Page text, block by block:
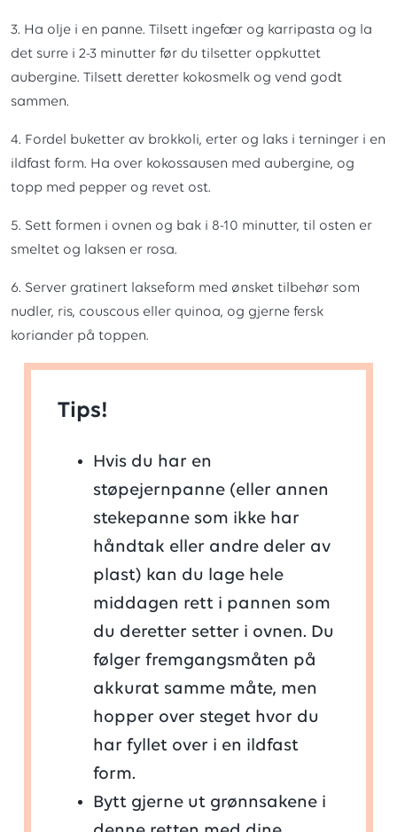
3. Ha olje i en panne. Tilsett ingefær og karripasta og la
det surre i 2-3 minutter før du tilsetter oppkuttet
aubergine. Tilsett deretter kokosmelk og vend godt
sammen.
4. Fordel buketter av brokkoli, erter og laks i terninger i en
ildfast form. Ha over kokossausen med aubergine, og
topp med pepper og revet ost.
5. Sett formen i ovnen og bak i 8-10 minutter, til osten er
smeltet og laksen er rosa.
6. Server gratinert lakseform med ønsket tilbehør som
nudler, ris, couscous eller quinoa, og gjerne fersk
koriander på toppen.
Tips!
Hvis du har en
støpejernpanne (eller annen
stekepanne som ikke har
håndtak eller andre deler av
plast) kan du lage hele
middagen rett i pannen som
du deretter setter i ovnen. Du
følger fremgangsmåten på
akkurat samme måte, men
hopper over steget hvor du
har fyllet over i en ildfast
form.
Bytt gjerne ut grønnsakene i